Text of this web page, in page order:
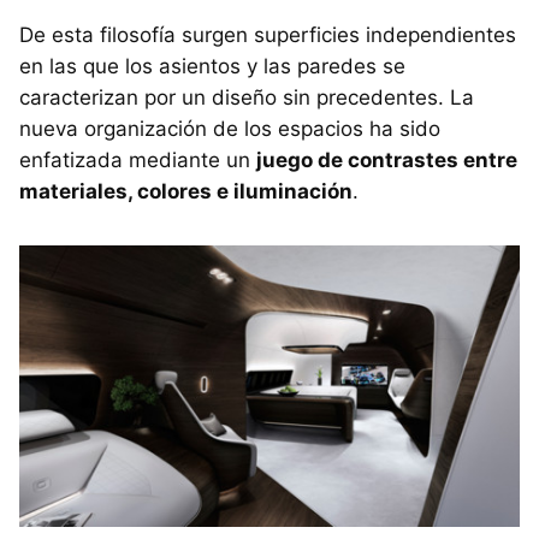
De esta filosofía surgen superficies independientes
en las que los asientos y las paredes se
caracterizan por un diseño sin precedentes. La
nueva organización de los espacios ha sido
enfatizada mediante un juego de contrastes entre
materiales, colores e iluminación.